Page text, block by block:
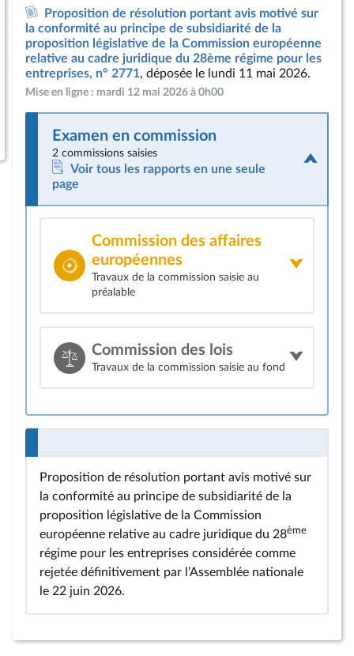
Proposition de résolution portant avis motivé sur
la conformité au principe de subsidiarité de la
proposition législative de la Commission européenne
relative au cadre juridique du 28ème régime pour les
entreprises, n° 2771, déposée le lundi 11 mai 2026.
Mise en ligne : mardi 12 mai 2026 à 0h00
Examen en commission
2 commissions saisies
Voir tous les rapports en une seule
page
Commission des affaires
européennes
Travaux de la commission saisie au
préalable
Commission des lois
Travaux de la commission saisie au fond
Proposition de résolution portant avis motivé sur
la conformité au principe de subsidiarité de la
proposition législative de la Commission
européenne relative au cadre juridique du 28ème
régime pour les entreprises considérée comme
rejetée définitivement par l’Assemblée nationale
le 22 juin 2026.